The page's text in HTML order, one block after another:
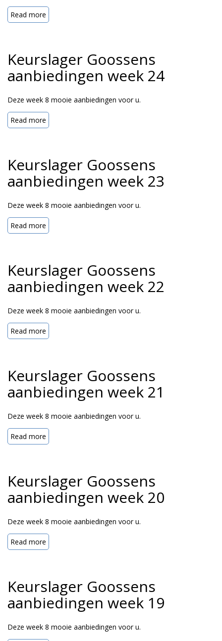
Read more
Keurslager Goossens
aanbiedingen week 24
Deze week 8 mooie aanbiedingen voor u.
Read more
Keurslager Goossens
aanbiedingen week 23
Deze week 8 mooie aanbiedingen voor u.
Read more
Keurslager Goossens
aanbiedingen week 22
Deze week 8 mooie aanbiedingen voor u.
Read more
Keurslager Goossens
aanbiedingen week 21
Deze week 8 mooie aanbiedingen voor u.
Read more
Keurslager Goossens
aanbiedingen week 20
Deze week 8 mooie aanbiedingen voor u.
Read more
Keurslager Goossens
aanbiedingen week 19
Deze week 8 mooie aanbiedingen voor u.